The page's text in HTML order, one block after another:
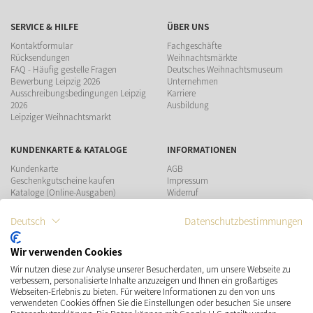
SERVICE & HILFE
Kontaktformular
Rücksendungen
FAQ - Häufig gestelle Fragen
Bewerbung Leipzig 2026
Ausschreibungsbedingungen Leipzig
2026
Leipziger Weihnachtsmarkt
ÜBER UNS
Fachgeschäfte
Weihnachtsmärkte
Deutsches Weihnachtsmuseum
Unternehmen
Karriere
Ausbildung
KUNDENKARTE & KATALOGE
Kundenkarte
Geschenkgutscheine kaufen
Kataloge (Online-Ausgaben)
INFORMATIONEN
AGB
Impressum
Widerruf
Teilnahmebedingungen Gewinnspiel
ZAHLUNGSMÖGLICHKEITEN
Deutsch Datenschutzbestimmungen
Wir verwenden Cookies
Wir nutzen diese zur Analyse unserer Besucherdaten, um unsere Webseite zu
verbessern, personalisierte Inhalte anzuzeigen und Ihnen ein großartiges
Webseiten-Erlebnis zu bieten. Für weitere Informationen zu den von uns
verwendeten Cookies öffnen Sie die Einstellungen oder besuchen Sie unsere